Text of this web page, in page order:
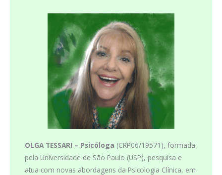
OLGA TESSARI – Psicóloga (CRP06/19571), formada
pela Universidade de São Paulo (USP), pesquisa e
atua com novas abordagens da Psicologia Clínica, em